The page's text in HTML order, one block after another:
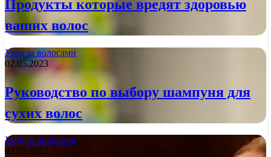
ваших волос
Уход за волосами
02.05.2023
Руководство по выбору шампуня для
сухих волос
Уход за волосами
02.05.2023